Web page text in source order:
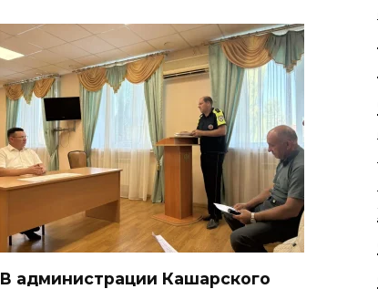
В администрации Кашарского